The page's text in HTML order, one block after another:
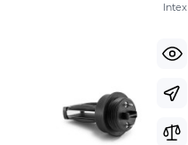
Intex